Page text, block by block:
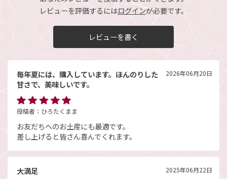
レビューを評価するにはログインが必要です。
レビューを書く
毎年夏には、購入しています。ほんのりした
甘さで、美味しいです。
2026年06月20日
投稿者： ひろたくまま
お友だちへのお土産にも最適です。
差し上げると皆さん喜んでくれます。
大満足 2025年06月22日